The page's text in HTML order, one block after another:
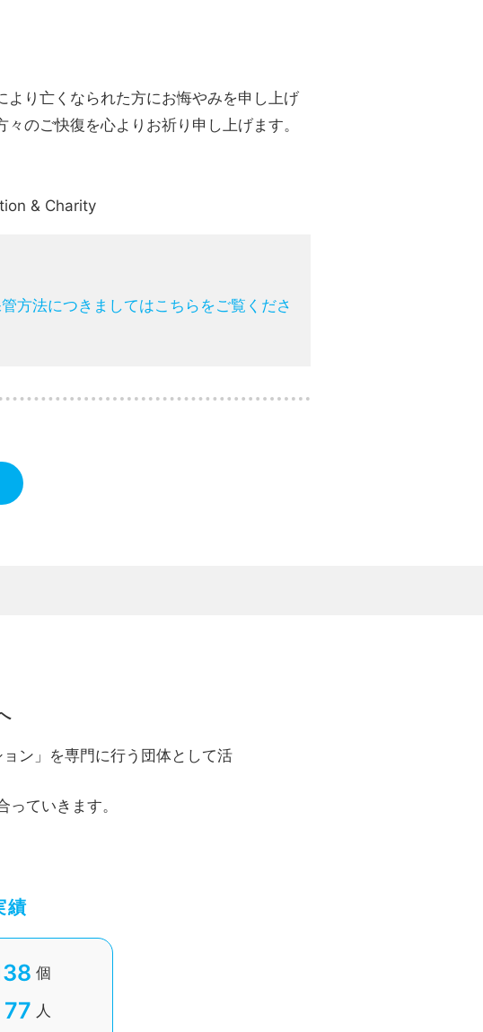
より亡くなられた方にお悔やみを申し上げ
のご快復を心よりお祈り申し上げます。
& Charity
方法につきましてはこちらをご覧くださ
ン」を専門に行う団体として活
ていきます。
績
個
77 人